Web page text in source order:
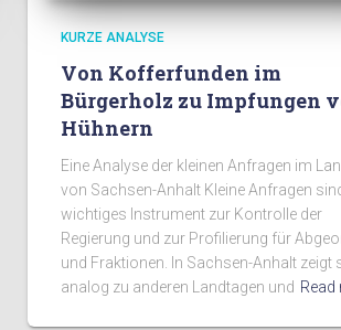
KURZE ANALYSE
Von Kofferfunden im
Bürgerholz zu Impfungen
Hühnern
Eine Analyse der kleinen Anfragen im
von Sachsen-Anhalt Kleine Anfragen
wichtiges Instrument zur Kontrolle der
Regierung und zur Profilierung für
und Fraktionen. In Sachsen-Anhalt zeigt
analog zu anderen Landtagen und Read